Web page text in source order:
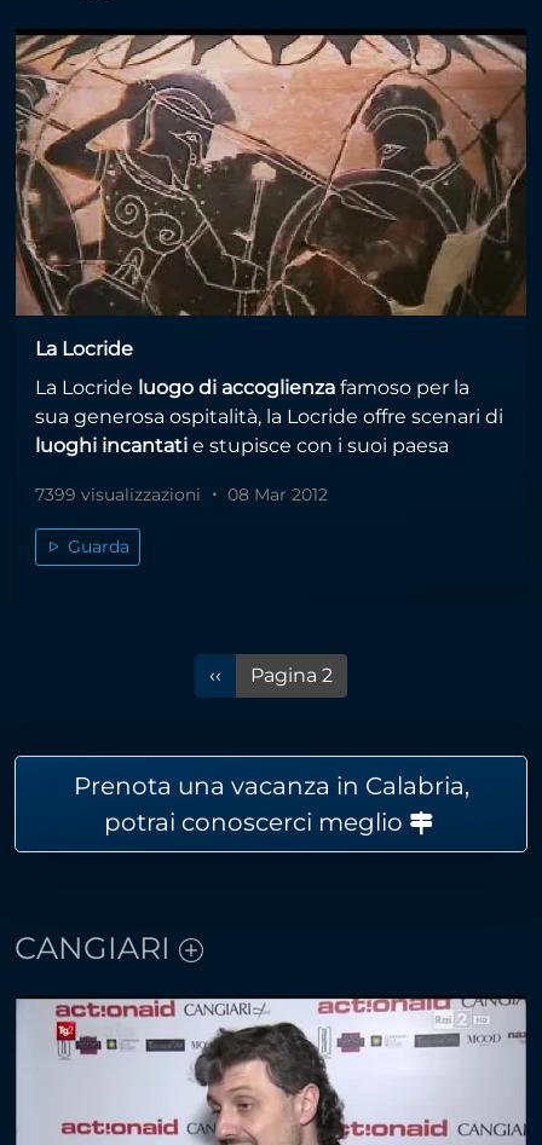
La Locride
La Locride luogo di accoglienza famoso per la
sua generosa ospitalità, la Locride offre scenari di
luoghi incantati e stupisce con i suoi paesa
7399 visualizzazioni 08 Mar 2012
Guarda
Pagina precedente
‹‹ Pagina 2
Prenota una vacanza in Calabria,
potrai conoscerci meglio
CANGIARI